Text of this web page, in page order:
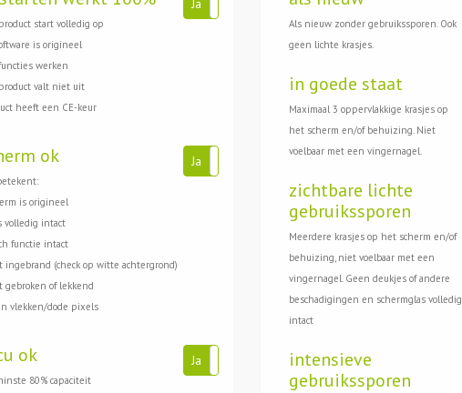
start volledig op
is origineel
werken
valt niet uit
heeft een CE-keur
Ja
ok
is origineel
volledig intact
functie intact
ingebrand (check op witte achtergrond)
gebroken of lekkend
vlekken/dode pixels
Ja
ok
80% capaciteit
Ja
Als nieuw zonder gebruikssporen. Ook
geen lichte krasjes.
in goede staat
Maximaal 3 oppervlakkige krasjes op
het scherm en/of behuizing. Niet
voelbaar met een vingernagel.
zichtbare lichte
gebruikssporen
Meerdere krasjes op het scherm en/of
behuizing, niet voelbaar met een
vingernagel. Geen deukjes of andere
beschadigingen en schermglas volledig
intact
intensieve
gebruikssporen